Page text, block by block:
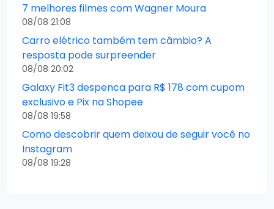
7 melhores filmes com Wagner Moura
08/08 21:08
Carro elétrico também tem câmbio? A
resposta pode surpreender
08/08 20:02
Galaxy Fit3 despenca para R$ 178 com cupom
exclusivo e Pix na Shopee
08/08 19:58
Como descobrir quem deixou de seguir você no
Instagram
08/08 19:28